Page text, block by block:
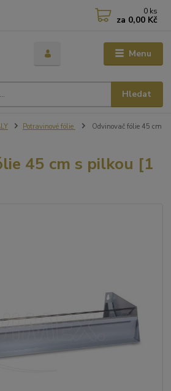
Menu
Hledat
0 ks
za 0,00 Kč
Potravinové fólie
Odvinovač fólie 45 cm
45 cm s pilkou [1